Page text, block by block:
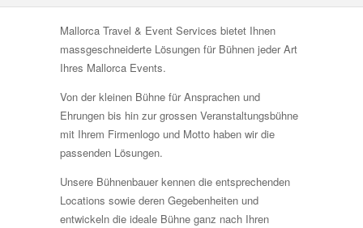
Mallorca Travel & Event Services bietet Ihnen
massgeschneiderte Lösungen für Bühnen jeder Art
Ihres Mallorca Events.
Von der kleinen Bühne für Ansprachen und
Ehrungen bis hin zur grossen Veranstaltungsbühne
mit Ihrem Firmenlogo und Motto haben wir die
passenden Lösungen.
Unsere Bühnenbauer kennen die entsprechenden
Locations sowie deren Gegebenheiten und
entwickeln die ideale Bühne ganz nach Ihren